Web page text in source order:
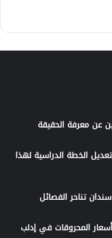
عن معرفة الحقيقة
الخطة الدراسية لهذا
تناحر الفصائل
المحروقات في إدلب